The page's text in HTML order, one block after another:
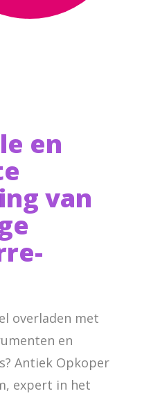
en
van
overladen met
en
Antiek Opkoper
expert in het